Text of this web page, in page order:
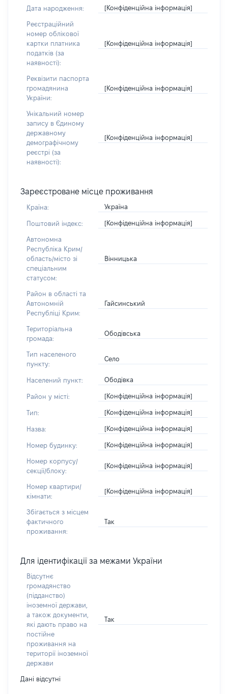
Дата народження: [Конфіденційна інформація]
Реєстраційний
номер облікової
картки платника
податків (за
наявності):
[Конфіденційна інформація]
Реквізити паспорта
громадянина
України:
[Конфіденційна інформація]
Унікальний номер
запису в Єдиному
державному
демографічному
реєстрі (за
наявності):
[Конфіденційна інформація]
Зареєстроване місце проживання
Країна: Україна
Поштовий індекс: [Конфіденційна інформація]
Автономна
Республіка Крим/
область/місто зі
спеціальним
статусом:
Вінницька
Район в області та
Автономній
Республіці Крим:
Гайсинський
Територіальна
громада:
Ободівська
Тип населеного
пункту:
Село
Населений пункт: Ободівка
Район у місті: [Конфіденційна інформація]
Тип: [Конфіденційна інформація]
Назва: [Конфіденційна інформація]
Номер будинку: [Конфіденційна інформація]
Номер корпусу/
секції/блоку:
[Конфіденційна інформація]
Номер квартири/
кімнати:
[Конфіденційна інформація]
Збігається з місцем
фактичного
проживання:
Так
Для ідентифікації за межами України
Відсутнє
громадянство
(підданство)
іноземної держави,
а також документи,
які дають право на
постійне
проживання на
території іноземної
держави
Так
Дані відсутні